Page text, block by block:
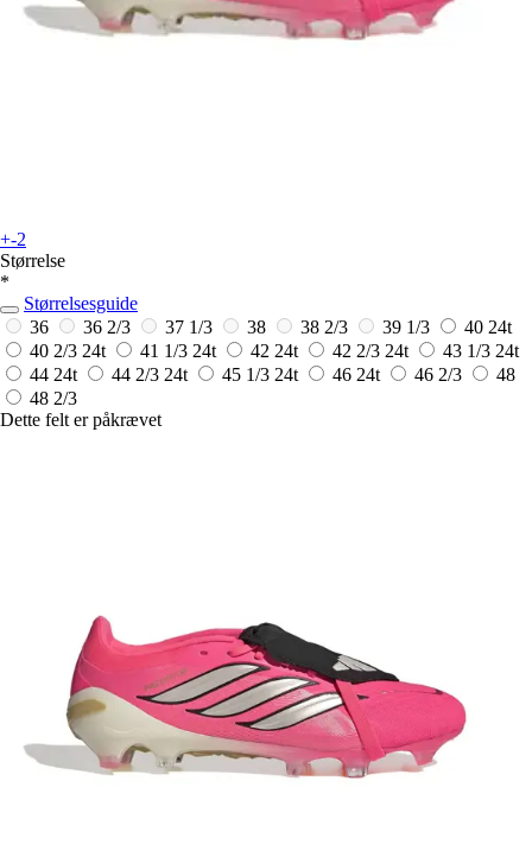
+-2
Størrelse
*
Størrelsesguide
36
36 2/3 37 1/3 38 38 2/3 39 1/3 40 24t
40 2/3 24t 41 1/3 24t 42 24t 42 2/3 24t 43 1/3 24t
44 24t 44 2/3 24t 45 1/3 24t 46 24t 46 2/3
48
48 2/3
Dette felt er påkrævet